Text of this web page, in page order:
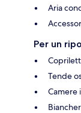
Aria
Per un
Tende
Camere